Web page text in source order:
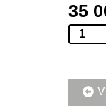
35